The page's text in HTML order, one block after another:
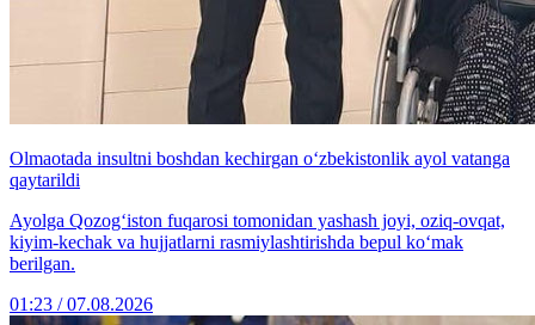
Olmaotada insultni boshdan kechirgan o‘zbekistonlik ayol vatanga
qaytarildi
Ayolga Qozog‘iston fuqarosi tomonidan yashash joyi, oziq-ovqat,
kiyim-kechak va hujjatlarni rasmiylashtirishda bepul ko‘mak
berilgan.
01:23 / 07.08.2026